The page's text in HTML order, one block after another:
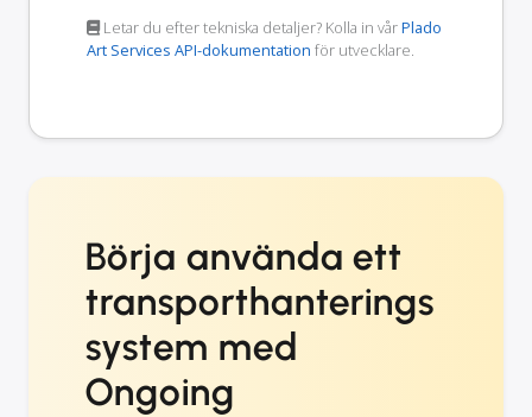
Letar du efter tekniska detaljer? Kolla in vårPlado
Art Services API-dokumentation för utvecklare.
Börja använda ett
transporthanterings
system med
Ongoing